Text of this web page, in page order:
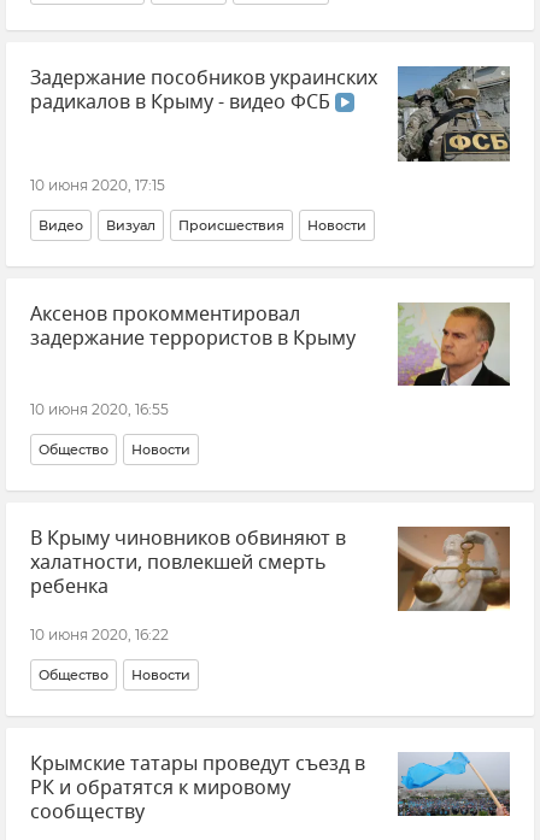
Задержание пособников украинских
радикалов в Крыму - видео ФСБ
10 июня 2020, 17:15
Видео Визуал Происшествия Новости
Аксенов прокомментировал
задержание террористов в Крыму
10 июня 2020, 16:55
Общество Новости
В Крыму чиновников обвиняют в
халатности, повлекшей смерть
ребенка
10 июня 2020, 16:22
Общество Новости
Крымские татары проведут съезд в
РК и обратятся к мировому
сообществу